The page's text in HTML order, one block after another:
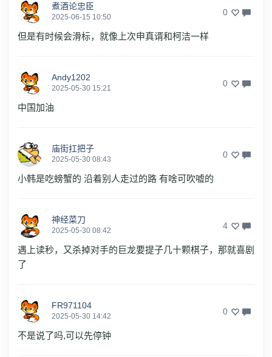
煮酒论忠臣
2025-06-15 10:50 0
但是有时候会滑标，就像上次申真谞和柯洁一样
Andy1202
2025-05-30 15:21 0
中国加油
庙街扛把子
2025-05-30 08:43 0
小韩是吃螃蟹的 沿着别人走过的路 有啥可吹嘘的
神经菜刀
2025-05-30 08:42 4
遇上读秒，又杀掉对手的巨龙要提子几十颗棋子，那就喜剧
了
FR971104
2025-05-30 14:42 0
不是说了吗,可以先停钟